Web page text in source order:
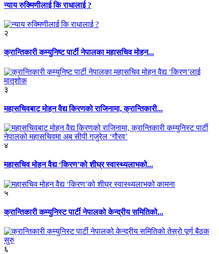
न्याय रुक्मिणीलाई कि राधालाई ?
२
क्रान्तिकारी कम्युनिष्ट पार्टी नेपालका महासचिव मोहन...
३
महासचिवबाट मोहन वैद्य किरणको राजिनामा, क्रान्तिकारी...
४
महासचिव मोहन वैद्य ‘किरण’को शीघ्र स्वास्थ्यलाभको...
५
क्रान्तिकारी कम्युनिस्ट पार्टी नेपालको केन्द्रीय समितिको...
६